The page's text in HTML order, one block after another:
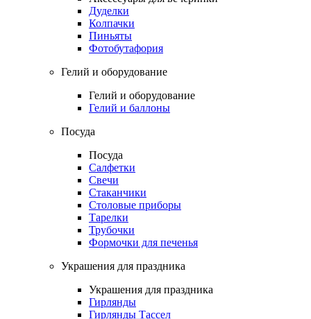
Дуделки
Колпачки
Пиньяты
Фотобутафория
Гелий и оборудование
Гелий и оборудование
Гелий и баллоны
Посуда
Посуда
Салфетки
Свечи
Стаканчики
Столовые приборы
Тарелки
Трубочки
Формочки для печенья
Украшения для праздника
Украшения для праздника
Гирлянды
Гирлянды Тассел